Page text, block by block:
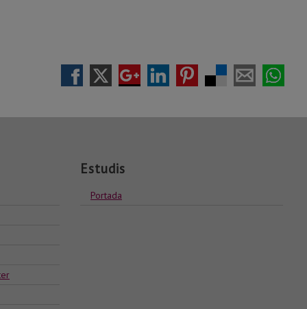
Estudis
Portada